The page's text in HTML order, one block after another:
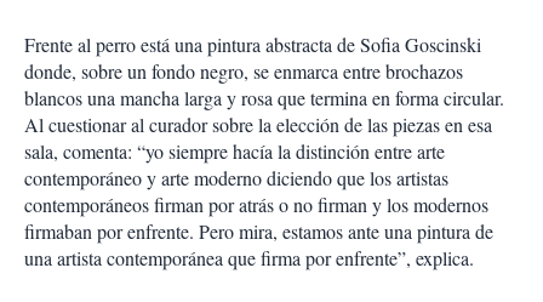
Frente al perro está una pintura abstracta de Sofia Goscinski
donde, sobre un fondo negro, se enmarca entre brochazos
blancos una mancha larga y rosa que termina en forma circular.
Al cuestionar al curador sobre la elección de las piezas en esa
sala, comenta: “yo siempre hacía la distinción entre arte
contemporáneo y arte moderno diciendo que los artistas
contemporáneos firman por atrás o no firman y los modernos
firmaban por enfrente. Pero mira, estamos ante una pintura de
una artista contemporánea que firma por enfrente”, explica.